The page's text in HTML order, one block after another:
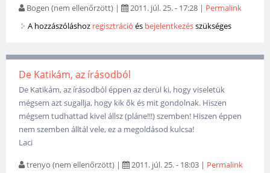
Bogen (nem ellenőrzött) | 2011. júl. 25. - 17:28 | Permalink
A hozzászóláshoz regisztráció és bejelentkezésszükséges
De Katikám, az írásodból
De Katikám, az írásodból éppen az derül ki, hogy viseletük
mégsem azt sugallja, hogy kik ők és mit gondolnak. Hiszen
mégsem tudhattad kivel állsz (pláne!!!) szemben! Hiszen éppen
nem szemben álltál vele, ez a megoldásod kulcsa!
Laci
trenyo (nem ellenőrzött) | 2011. júl. 25. - 18:03 | Permalink